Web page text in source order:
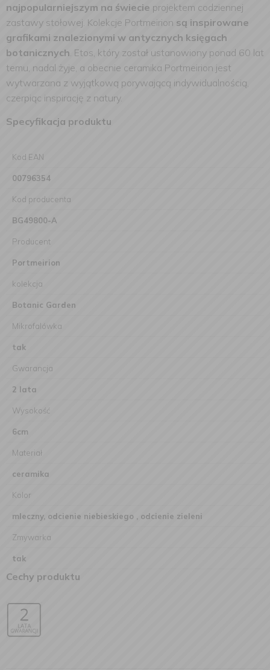
najpopularniejszym na świecie projektem codziennej
zastawy stołowej. Kolekcje Portmeirion są inspirowane
grafikami znalezionymi w antycznych księgach
botanicznych. Etos, który został ustanowiony ponad 60 lat
temu, nadal żyje, a obecnie ceramika Portmeirion jest
wytwarzana z wyjątkową porywającą indywidualnością,
czerpiąc inspirację z natury.
Specyfikacja produktu
Kod EAN
00796354
Kod producenta
BG49800-A
Producent
Portmeirion
kolekcja
Botanic Garden
Mikrofalówka
tak
Gwarancja
2 lata
Wysokość
6cm
Materiał
ceramika
Kolor
mleczny, odcienie niebieskiego , odcienie zieleni
Zmywarka
tak
Cechy produktu